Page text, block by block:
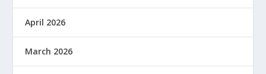
April 2026
March 2026